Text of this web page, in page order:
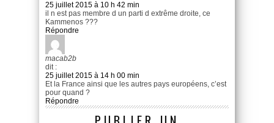
25 juillet 2015 à 10 h 42 min
il n est pas membre d un parti d extrême droite, ce
Kammenos ???
Répondre
macab2b
dit :
25 juillet 2015 à 14 h 00 min
Et la France ainsi que les autres pays européens, c’est
pour quand ?
Répondre